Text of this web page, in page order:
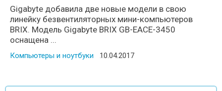
Gigabyte добавила две новые модели в свою
линейку безвентиляторных мини-компьютеров
BRIX. Модель Gigabyte BRIX GB-EACE-3450
оснащена ...
Компьютеры и ноутбуки Posted on
10.04.2017